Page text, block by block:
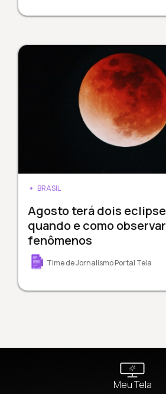
BRASIL
Agosto terá dois
quando e como
fenômenos
Time de Jornalismo Portal Tela
Meu Tela